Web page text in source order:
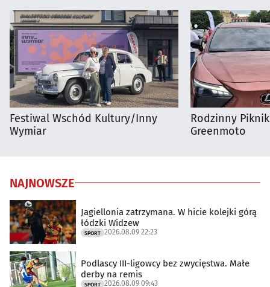
Festiwal Wschód Kultury/Inny
Wymiar
Rodzinny
Greenmoto
NAJNOWSZE
Jagiellonia zatrzymana. W hicie kolejki górą
łódzki Widzew
SPORT 2026.08.09 22:23
Podlascy III-ligowcy bez zwycięstwa. Małe
derby na remis
SPORT 2026.08.09 09:43